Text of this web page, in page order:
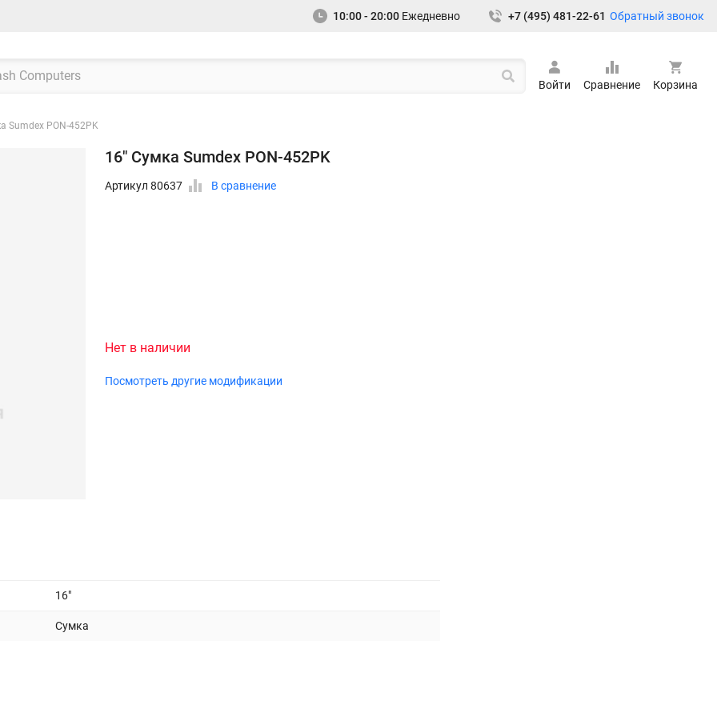
10:00 - 20:00 Ежедневно +7 (495) 481-22-61 Обратный звонок
Войти Сравнение Корзина
Sumdex PON-452PK
16" Сумка Sumdex PON-452PK
Артикул 80637 В сравнение
Нет в наличии
Посмотреть другие модификации
16"
Сумка